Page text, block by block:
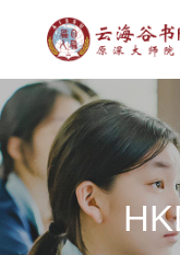
首頁
認識雲海谷書院
學與教